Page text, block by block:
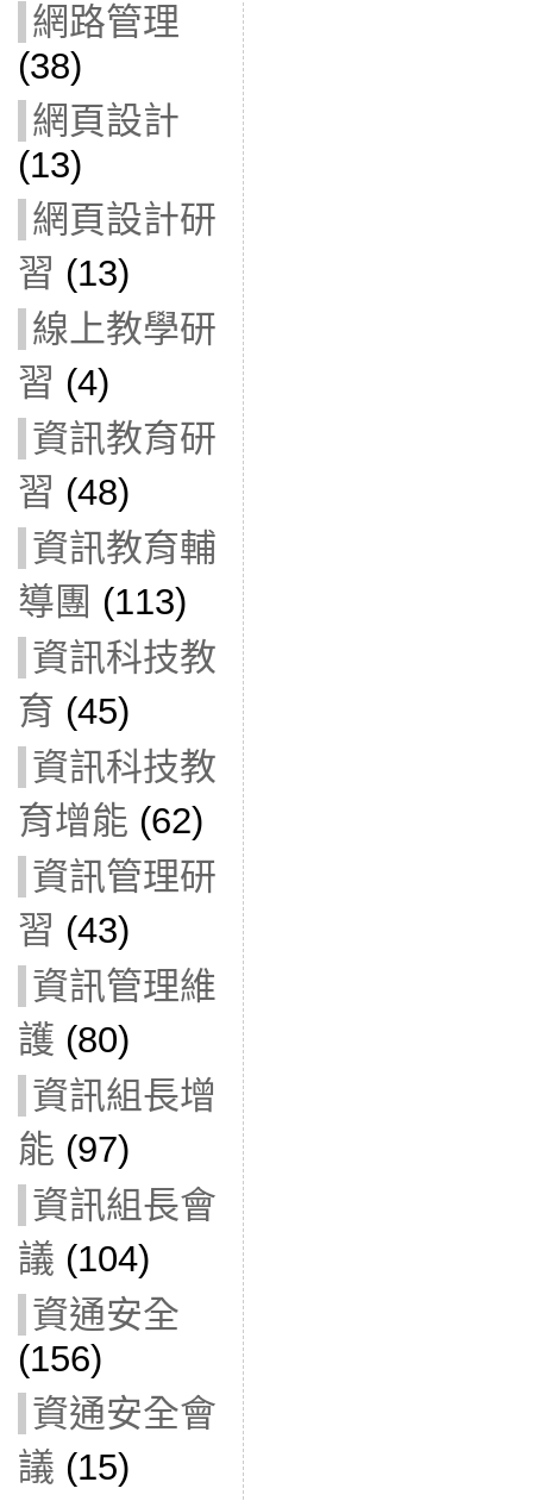
網路管理
(38)
網頁設計
(13)
網頁設計研
習 (13)
線上教學研
習 (4)
資訊教育研
習 (48)
資訊教育輔
導團 (113)
資訊科技教
育 (45)
資訊科技教
育增能 (62)
資訊管理研
習 (43)
資訊管理維
護 (80)
資訊組長增
能 (97)
資訊組長會
議 (104)
資通安全
(156)
資通安全會
議 (15)